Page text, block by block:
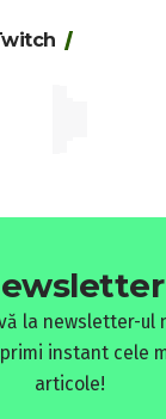
la newsletter-ul
instant cele
articole!